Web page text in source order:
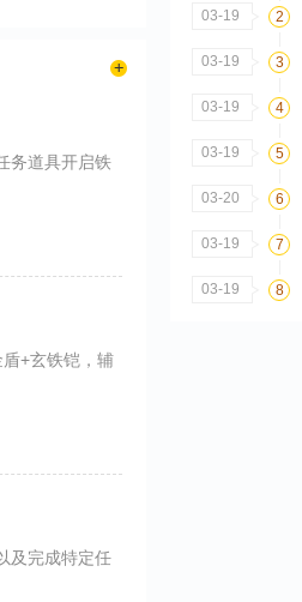
务道具开启铁
+玄铁铠，辅
及完成特定任
03-19 2
03-19 3
03-19 4
03-19 5
03-20 6
03-19 7
03-19 8